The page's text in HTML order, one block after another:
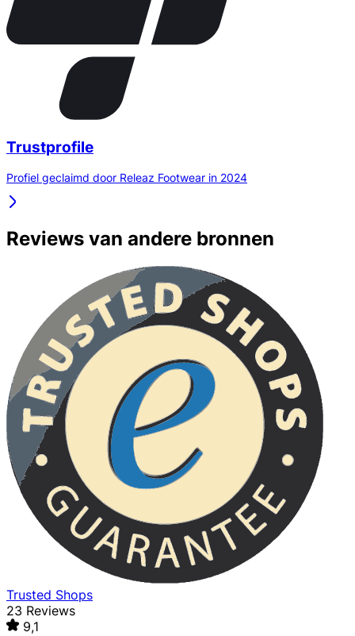
Trustprofile
Profiel geclaimd door Releaz Footwear in 2024
Reviews van andere bronnen
Trusted Shops
23 Reviews
9,1